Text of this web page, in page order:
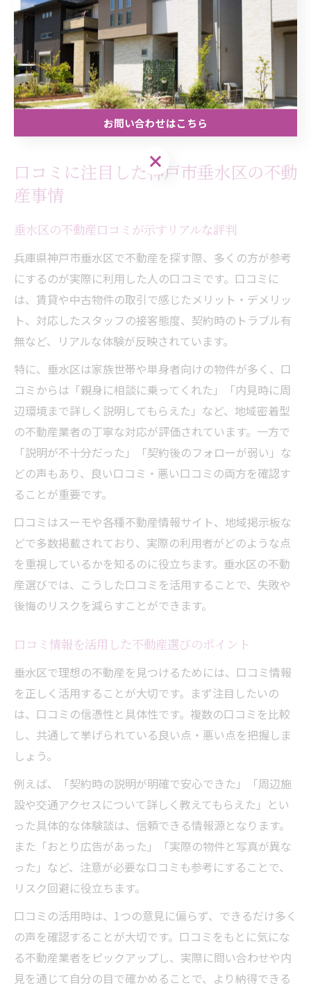
し、追加費用の有無もチェックしてください。
失敗例として「契約後に想定外の費用が発生した」「実
際の物件が掲載情報と異なっていた」などがあります。
複数の不動産会社を比較し、口コミや評判も活用しなが
ら、納得できるまで慎重に選ぶことが成功のカギです。
口コミに注目した神戸市垂水区の不動
産事情
垂水区の不動産口コミが示すリアルな評判
兵庫県神戸市垂水区で不動産を探す際、多くの方が参考
にするのが実際に利用した人の口コミです。口コミに
は、賃貸や中古物件の取引で感じたメリット・デメリッ
ト、対応したスタッフの接客態度、契約時のトラブル有
無など、リアルな体験が反映されています。
特に、垂水区は家族世帯や単身者向けの物件が多く、口
コミからは「親身に相談に乗ってくれた」「内見時に周
辺環境まで詳しく説明してもらえた」など、地域密着型
の不動産業者の丁寧な対応が評価されています。一方で
「説明が不十分だった」「契約後のフォローが弱い」な
どの声もあり、良い口コミ・悪い口コミの両方を確認す
ることが重要です。
口コミはスーモや各種不動産情報サイト、地域掲示板な
どで多数掲載されており、実際の利用者がどのような点
を重視しているかを知るのに役立ちます。垂水区の不動
産選びでは、こうした口コミを活用することで、失敗や
後悔のリスクを減らすことができます。
口コミ情報を活用した不動産選びのポイント
垂水区で理想の不動産を見つけるためには、口コミ情報
を正しく活用することが大切です。まず注目したいの
は、口コミの信憑性と具体性です。複数の口コミを比較
し、共通して挙げられている良い点・悪い点を把握しま
しょう。
例えば、「契約時の説明が明確で安心できた」「周辺施
設や交通アクセスについて詳しく教えてもらえた」とい
った具体的な体験談は、信頼できる情報源となります。
また「おとり広告があった」「実際の物件と写真が異な
った」など、注意が必要な口コミも参考にすることで、
リスク回避に役立ちます。
口コミの活用時は、1つの意見に偏らず、できるだけ多く
の声を確認することが大切です。口コミをもとに気にな
る不動産業者をピックアップし、実際に問い合わせや内
見を通じて自分の目で確かめることで、より納得できる
お問い合わせはこちら
お問い合わせはこちら